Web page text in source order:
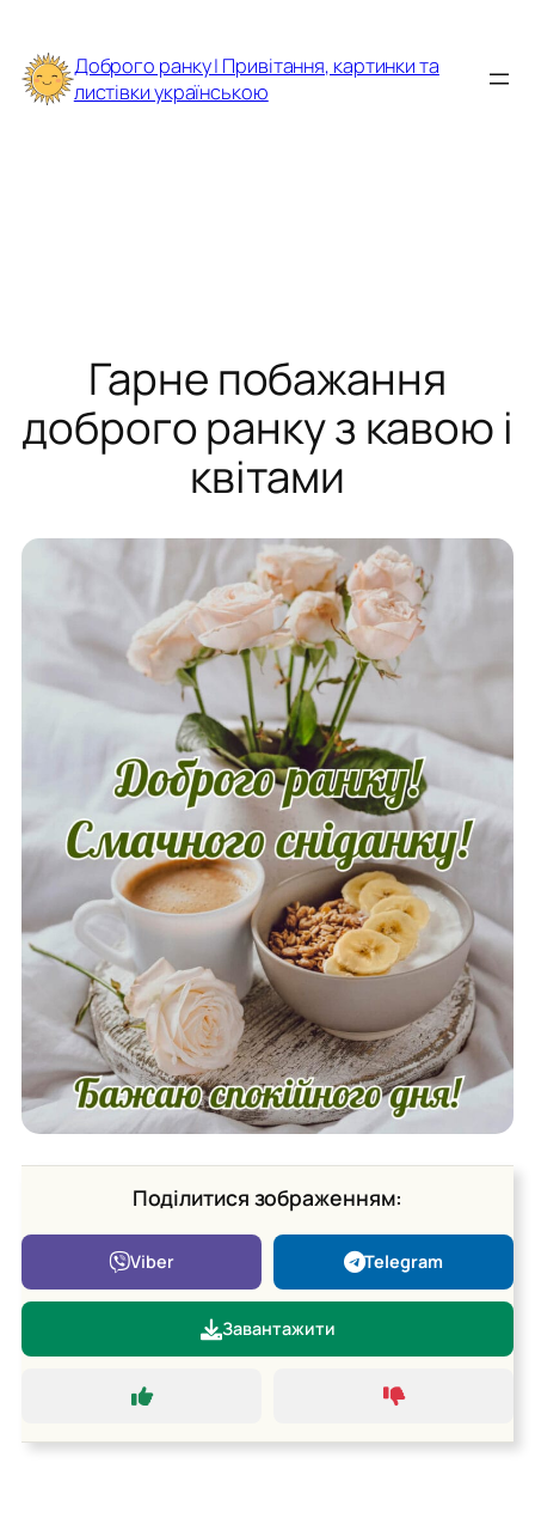
до
вмісту
Доброго ранку | Привітання, картинки та
листівки українською
Гарне побажання
доброго ранку з кавою і
квітами
Поділитися зображенням:
Viber Telegram
Завантажити